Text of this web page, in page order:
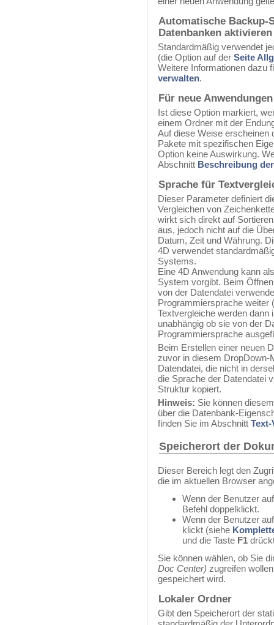
Automatische Backup-
Datenbanken aktivieren
Standardmäßig verwendet
(die Option auf der Seite
Weitere Informationen dazu
verwalten.
Für neue
Ist diese Option markiert,
einem Ordner mit der
Auf diese Weise erscheinen
Pakete mit spezifischen
Option keine Auswirkung.
Abschnitt Beschreibung
Sprache für
Dieser Parameter definiert
Vergleichen von
wirkt sich direkt auf
aus, jedoch nicht auf die
Datum, Zeit und Währung.
4D verwendet
Systems.
Eine 4D Anwendung kann
System vorgibt. Beim
von der Datendatei
Programmiersprache weiter
Textvergleiche werden dann
unabhängig ob sie von der
Programmiersprache
Beim Erstellen einer neuen
zuvor in diesem DropDown-
Datendatei, die nicht in
die Sprache der Datendatei
Struktur kopiert.
Hinweis: Sie können
über die Datenbank-
finden Sie im Abschnitt
Speicherort der
Dieser Bereich legt den
die im aktuellen Browser
Wenn der Benutzer
Befehl doppelklickt.
Wenn der Benutzer
klickt (siehe
und die Taste F1
Sie können wählen, ob Sie
Doc Center) zugreifen
gespeichert wird.
Lokaler Ordner
Gibt den Speicherort der